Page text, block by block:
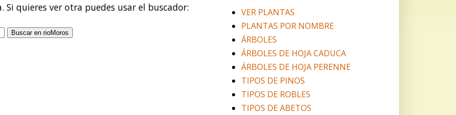
quieres ver otra puedes usar el buscador:
VER PLANTAS
PLANTAS POR NOMBRE
ÁRBOLES
ÁRBOLES DE HOJA CADUCA
ÁRBOLES DE HOJA PERENNE
TIPOS DE PINOS
TIPOS DE ROBLES
TIPOS DE ABETOS